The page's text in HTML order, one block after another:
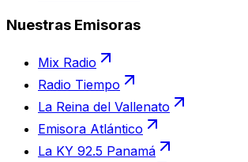
Nuestras Emisoras
Mix Radio
Radio Tiempo
La Reina del Vallenato
Emisora Atlántico
La KY 92.5 Panamá